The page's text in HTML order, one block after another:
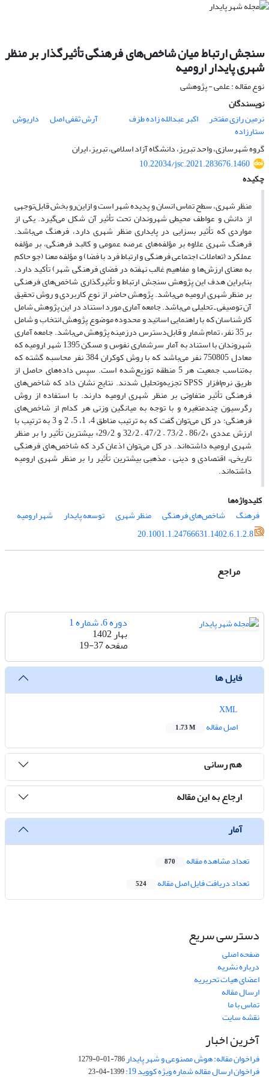
سنجش ارتباط میان شاخص‌های فرهنگی تأثیرگذار بر منظر
شهری پایدار ارومیه
نوع مقاله : علمی - پژوهشی
نویسندگان
نرمین رازی مفتخر
اکبر عبدالله زاده طزف آرش ثقفی اصل داریوش
ستارزاده
گروه شهرسازی، واحد تبریز، دانشگاه آزاد اسلامی، تبریز، ایران
10.22034/jsc.2021.283676.1460
چکیده
منظر شهری، سطح تماس انسان و پدیده شهر است و ازاین‌رو بخش قابل‌توجهی
از دانش و عواطف محیطی شهروندان تحت تأثیر آن شکل می‌گیرد. یکی از
مواردی که تأثیر بسزایی در پایداری منظر شهری دارد، فرهنگ می‌باشد.
فرهنگ شهری علاوه بر مؤلفه‌های عرصه عمومی و کالبد فرهنگی، بر مؤلفه
عملکرد (تعاملات اجتماعی فرهنگی و ارتباط فرد با فضا) و مؤلفه معنا (جو حاکم
به معنای ارزش‌ها و مفاهیم غالب نهفته در فضای فرهنگی شهر) تأکید دارد.
بنابراین هدف این پژوهش سنجش ارتباط و تأثیرگذاری شاخص‌های فرهنگی
بر منظر شهری ارومیه می‌باشد. پژوهش حاضر از نوع کاربردی و روش تحقیق
آن توصیفی ـ تحلیلی می‌باشد. جامعه آماری مورد استناد در این پژوهش شامل
کارشناسان که با راهنمایی اساتید و محدوده موضوع پژوهش انتخاب و شامل
بر 35 نفر، تمام شمار و قابل‌دسترس درزمینه پژوهش می‌باشد. جامعه آماری
شهروندان با استناد به آمار سرشماری نفوس و مسکن 1395 شهر ارومیه که
معادل 750805 نفر می‌باشد که با روش کوکران 384 نفر محاسبه گشته که
به‌تناسب جمعیت هر 5 منطقه توزیع‌شده است. سپس داده‌های حاصل از
طریق نرم‌افزار SPSS تجزیه‌وتحلیل شدند. نتایج نشان داد که شاخص‌های
فرهنگی تأثیر متفاوتی بر منظر شهری ارومیه دارند. با استفاده از روش
رگرسیون چندمتغیره و با توجه به میانگین وزنی هر کدام از شاخص‌های
فرهنگی؛ در کل می‌توان گفت که به ترتیب مناطق 4، 1، 5، 2 و 3 به ترتیب با
ارزش عددی «86/2 – 73/2 – 47/2 – 32/2 و 29/2» بیشترین تأثیر را بر منظر
شهری ارومیه داشته‌اند. در کل می‌توان اذعان کرد که شاخص‌های فرهنگی
تاریخی، اقتصادی و دینی – مذهبی بیشترین تأثیر را بر منظر شهری ارومیه
داشته‌اند.
کلیدواژه‌ها
فرهنگ
شاخص‌های فرهنگی منظر شهری توسعه پایدار
شهر ارومیه
20.1001.1.24766631.1402.6.1.2.8
مراجع
دوره 6، شماره 1
بهار 1402
صفحه19-37
فایل ها
اصل مقاله
1.73 M
هم رسانی
ارجاع به این مقاله
آمار
تعداد مشاهده مقاله 870
تعداد دریافت فایل اصل مقاله 524
دسترسی سریع
صفحه اصلی
درباره نشریه
اعضای هیات تحریریه
ارسال مقاله
تماس با ما
نقشه سایت
آخرین اخبار
فراخوان مقاله: هوش مصنوعی و شهر پایدار786-01-0-1279
فراخوان ارسال مقاله شماره ویژه کووید 19: 1399-04-23